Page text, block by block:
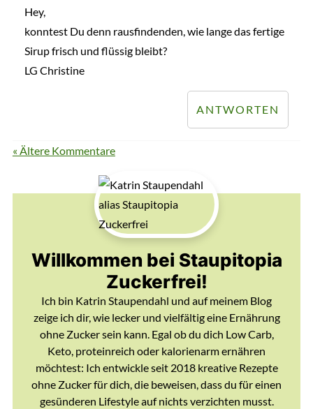
Hey,
konntest Du denn rausfindenden, wie lange das fertige
Sirup frisch und flüssig bleibt?
LG Christine
ANTWORTEN
« Ältere Kommentare
Willkommen bei Staupitopia
Zuckerfrei!
Ich bin Katrin Staupendahl und auf meinem Blog
zeige ich dir, wie lecker und vielfältig eine Ernährung
ohne Zucker sein kann. Egal ob du dich Low Carb,
Keto, proteinreich oder kalorienarm ernähren
möchtest: Ich entwickle seit 2018 kreative Rezepte
ohne Zucker für dich, die beweisen, dass du für einen
gesünderen Lifestyle auf nichts verzichten musst.